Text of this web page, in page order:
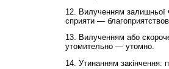
12. Вилученням залишньої
сприяти —
13. Вилученням або
утомительно — утомно.
14. Утинанням